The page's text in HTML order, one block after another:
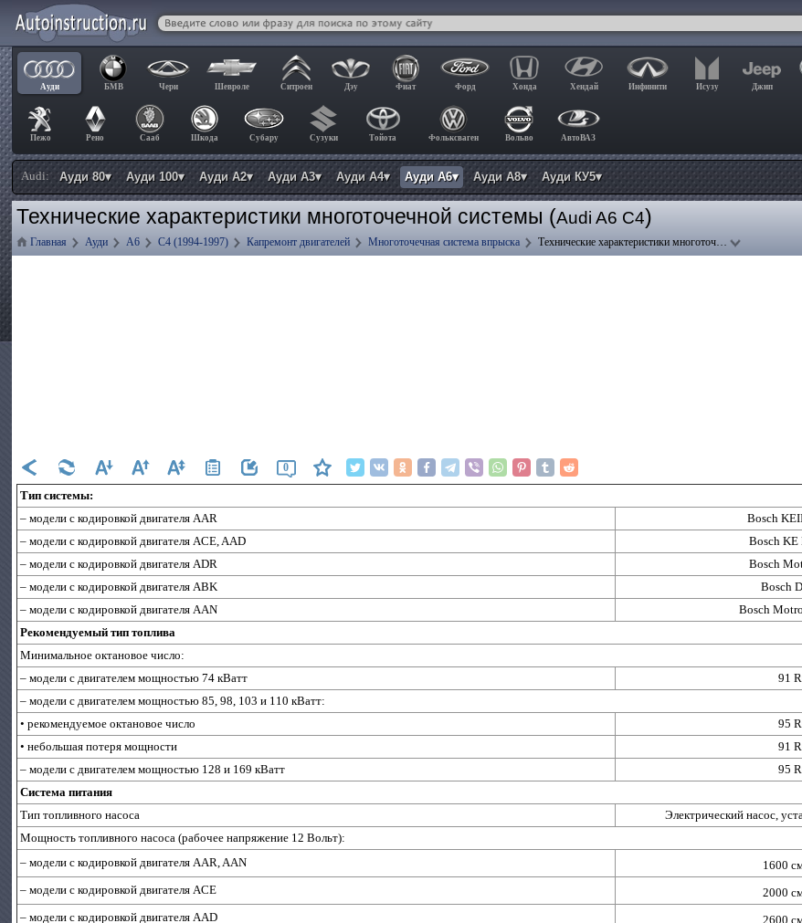
Ауди БМВ Чери Шевроле Ситроен Дэу Фиат Форд Хонда Хендай Инфинити Исузу Джип
Пежо Рено Сааб Шкода Субару Сузуки Тойота Фольксваген Вольво АвтоВАЗ
Audi: Ауди 80▾ Ауди 100▾ Ауди А2▾ Ауди А3▾ Ауди А4▾ Ауди А6▾ Ауди А8▾ Ауди КУ5▾
Технические характеристики многоточечной системы (Audi A6 C4)
Главная Ауди А6 C4 (1994-1997) Капремонт двигателей Многоточечная система впрыска Технические характеристики многоточ…
0
Тип системы:
– модели с кодировкой двигателя ААR
Bosch
– модели с кодировкой двигателя АCE, AAD
Bosch
– модели с кодировкой двигателя АDR
Bosch
– модели с кодировкой двигателя ABK
Bosch
– модели с кодировкой двигателя АAN
Bosch
Рекомендуемый тип топлива
Минимальное октановое число:
– модели с двигателем мощностью 74 кВатт
91
– модели с двигателем мощностью 85, 98, 103 и 110 кВатт:
• рекомендуемое октановое число
95
• небольшая потеря мощности
91
– модели с двигателем мощностью 128 и 169 кВатт
95
Система питания
Тип топливного насоса
Электрический насос,
Мощность топливного насоса (рабочее напряжение 12 Вольт):
– модели с кодировкой двигателя AAR, AAN
1600
– модели с кодировкой двигателя AСЕ
2000
– модели с кодировкой двигателя AAD
2600